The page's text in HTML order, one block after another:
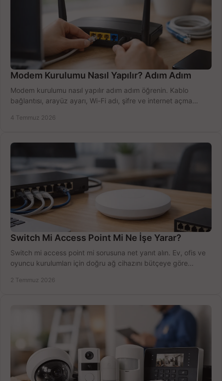
Modem Kurulumu Nasıl Yapılır? Adım Adım
Modem kurulumu nasıl yapılır adım adım öğrenin. Kablo
bağlantısı, arayüz ayarı, Wi-Fi adı, şifre ve internet açma
4 Temmuz 2026
Switch Mi Access Point Mi Ne İşe Yarar?
Switch mi access point mi sorusuna net yanıt alın. Ev, ofis ve
oyuncu kurulumları için doğru ağ cihazını bütçeye göre
2 Temmuz 2026